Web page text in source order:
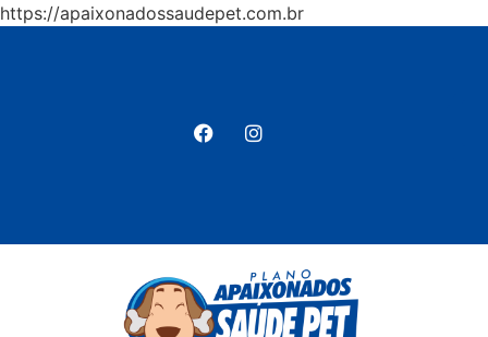
https://apaixonadossaudepet.com.br